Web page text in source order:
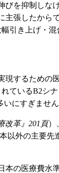
びを抑制しな
主張したから
引き上げ・混
現するための
ているB2シ
にすぎません
改革』201頁）
以外の主要先
本の医療費水